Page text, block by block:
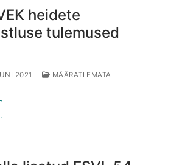
heidete
tulemused
2021 MÄÄRATLEMATA